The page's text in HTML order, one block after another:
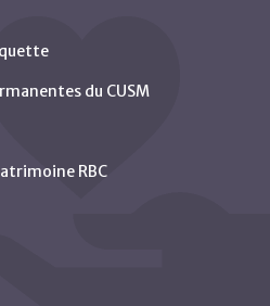
du CUSM
RBC